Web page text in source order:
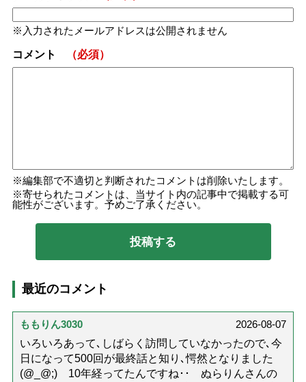
入力されたメールアドレスは公開されません
コメント （必須）
編集部で不適切と判断されたコメントは削除いたします。
寄せられたコメントは、当サイト内の記事中で掲載する可
能性がございます。予めご了承ください。
最近のコメント
ももりん3030
2026-08-07
いろいろあって､しばらく訪問していなかったので､今
日になって500回が最終話と知り､愕然となりました
(@_@;) 10年経ってたんですね･･ ぬらりんさんの